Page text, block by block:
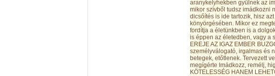
aranykelyhekben gyűlnek az
mikor szívből tudsz imádkozni
dicsőítés is ide tartozik, hisz
könyörgésében. Mikor ez
fordítja a életünkben is a
is éppen az életedben, vagy a
EREJE AZ IGAZ EMBER
személyválogató, irgalmas és
betegek, etőtlenek. Tervezett
megígérte Imádkozz, remélj,
KÖTELESSÉG HANEM